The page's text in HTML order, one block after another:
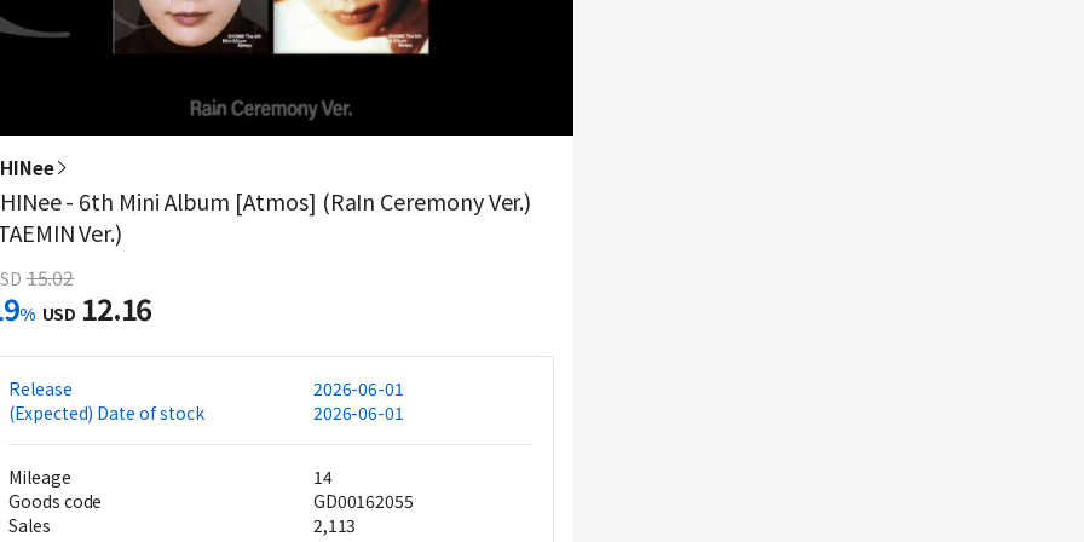
- 6th Mini Album [Atmos] (RaIn Ceremony Ver.)
Ver.)
15.02
% USD 12.16
Release
2026-06-01
(Expected) Date of stock
2026-06-01
Mileage
14
Goods code
GD00162055
Sales
2,113